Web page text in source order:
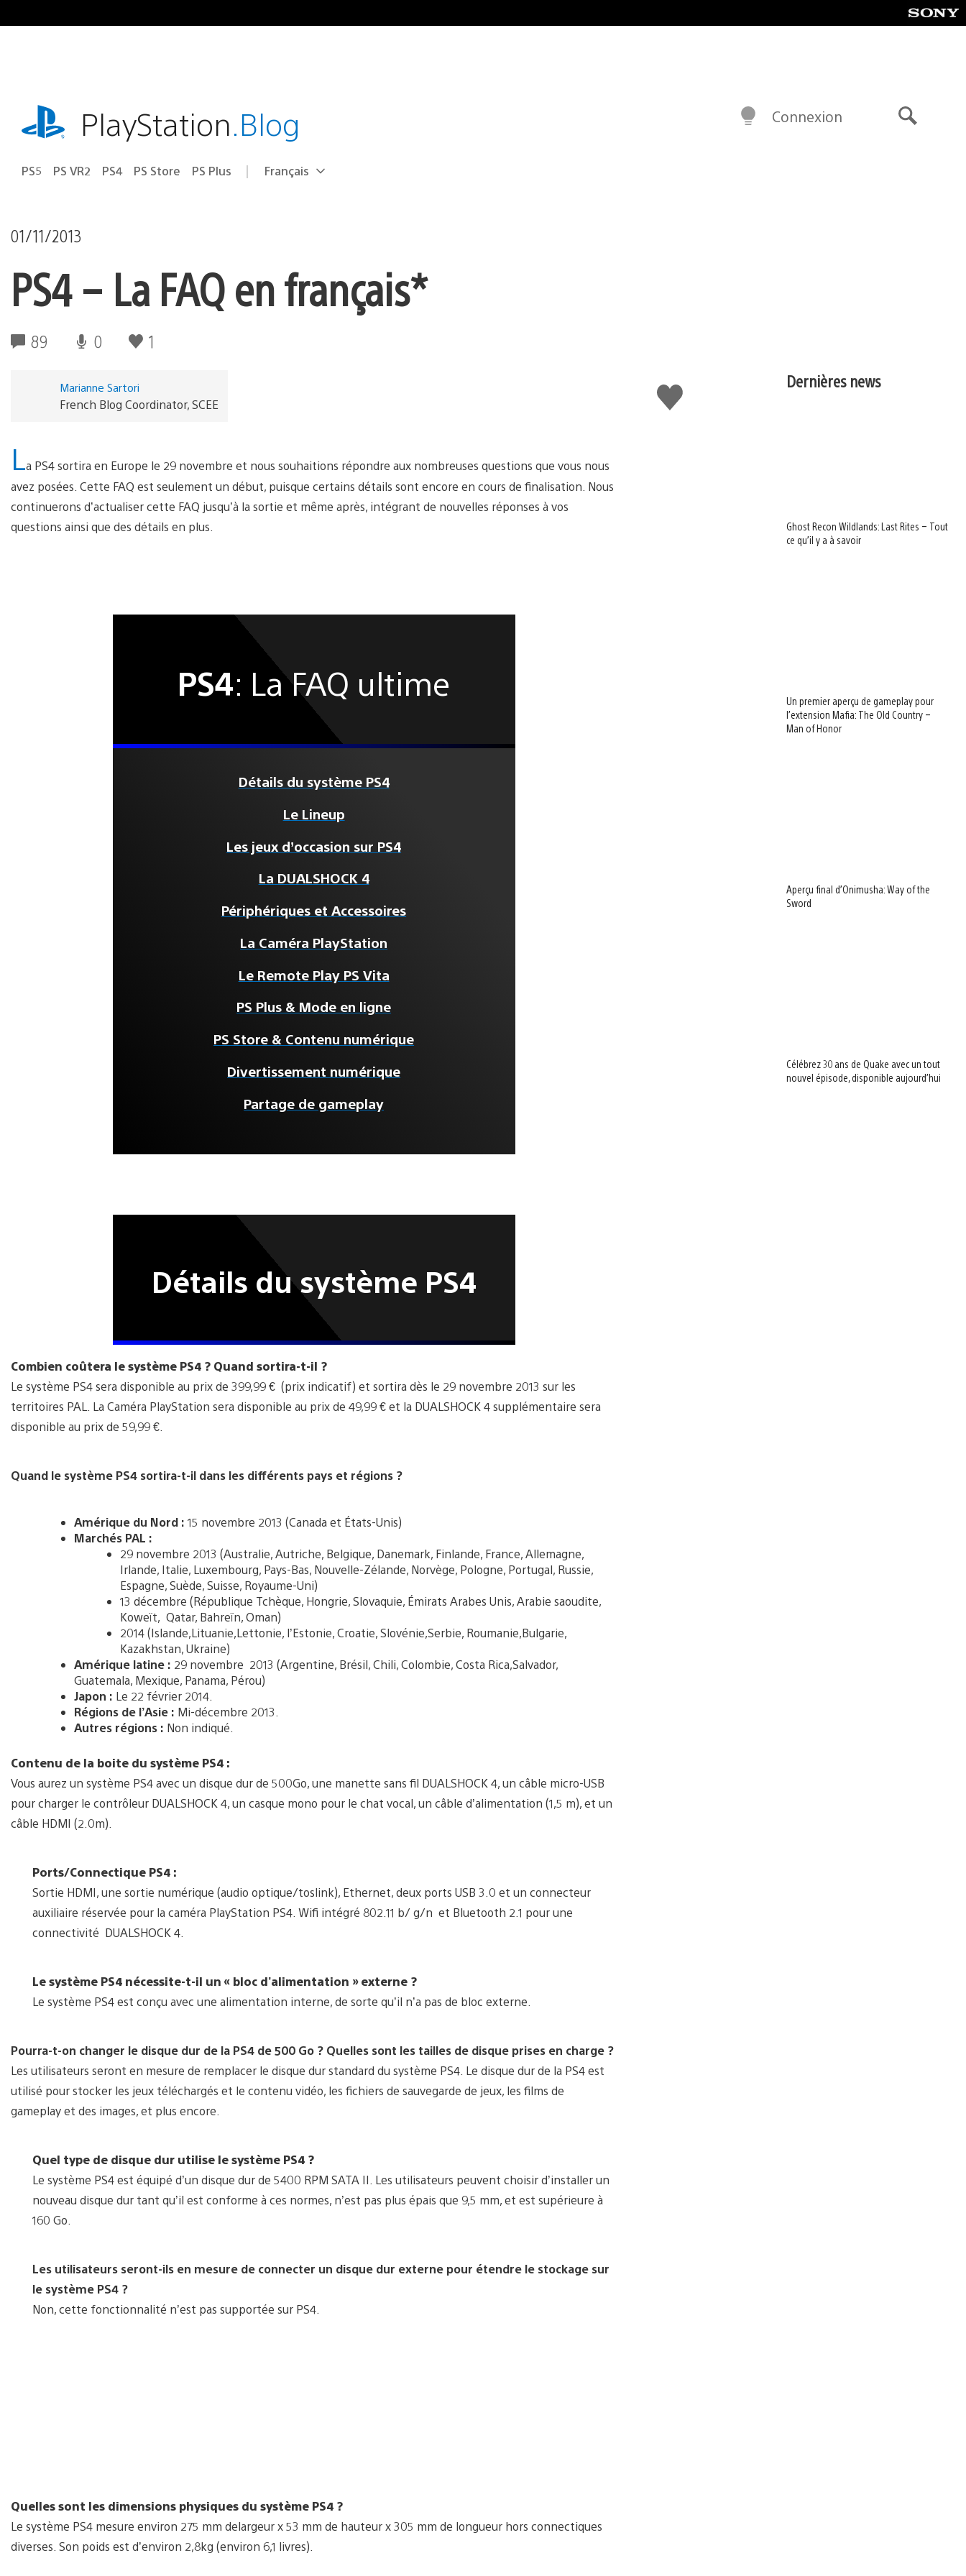
au
playstation.comPlayStation.Blog
PS5 PS VR2 PS4 PS Store PS Plus Choisir
Région
Français
Connexion
01/11/2013
PS4 – La FAQ en français*
89 0 1
J'aime
Marianne Sartori
French Blog Coordinator, SCEE
La PS4 sortira en Europe le 29 novembre et nous souhaitions répondre aux nombreuses questions que vous nous
avez posées. Cette FAQ est seulement un début, puisque certains détails sont encore en cours de finalisation. Nous
continuerons d’actualiser cette FAQ jusqu’à la sortie et même après, intégrant de nouvelles réponses à vos
questions ainsi que des détails en plus.
PS4: La FAQ ultime
Détails du système PS4
Le Lineup
Les jeux d’occasion sur PS4
La DUALSHOCK 4
Périphériques et Accessoires
La Caméra PlayStation
Le Remote Play PS Vita
PS Plus & Mode en ligne
PS Store & Contenu numérique
Divertissement numérique
Partage de gameplay
Détails du système PS4
Combien coûtera le système PS4 ? Quand sortira-t-il ?
Le système PS4 sera disponible au prix de 399,99 € (prix indicatif) et sortira dès le 29 novembre 2013 sur les
territoires PAL. La Caméra PlayStation sera disponible au prix de 49,99 € et la DUALSHOCK 4 supplémentaire sera
disponible au prix de 59,99 €.
Quand le système PS4 sortira-t-il dans les différents pays et régions ?
Amérique du Nord : 15 novembre 2013 (Canada et États-Unis)
Marchés PAL :
29 novembre 2013 (Australie, Autriche, Belgique, Danemark, Finlande, France, Allemagne,
Irlande, Italie, Luxembourg, Pays-Bas, Nouvelle-Zélande, Norvège, Pologne, Portugal, Russie,
Espagne, Suède, Suisse, Royaume-Uni)
13 décembre (République Tchèque, Hongrie, Slovaquie, Émirats Arabes Unis, Arabie saoudite,
Koweït, Qatar, Bahreïn, Oman)
2014 (Islande,Lituanie,Lettonie, l’Estonie, Croatie, Slovénie,Serbie, Roumanie,Bulgarie,
Kazakhstan, Ukraine)
Amérique latine : 29 novembre 2013 (Argentine, Brésil, Chili, Colombie, Costa Rica,Salvador,
Guatemala, Mexique, Panama, Pérou)
Japon : Le 22 février 2014.
Régions de l’Asie : Mi-décembre 2013.
Autres régions : Non indiqué.
Contenu de la boite du système PS4 :
Vous aurez un système PS4 avec un disque dur de 500Go, une manette sans fil DUALSHOCK 4, un câble micro-USB
pour charger le contrôleur DUALSHOCK 4, un casque mono pour le chat vocal, un câble d’alimentation (1,5 m), et un
câble HDMI (2.0m).
Ports/Connectique PS4 :
Sortie HDMI, une sortie numérique (audio optique/toslink), Ethernet, deux ports USB 3.0 et un connecteur
auxiliaire réservée pour la caméra PlayStation PS4. Wifi intégré 802.11 b/ g/n et Bluetooth 2.1 pour une
connectivité DUALSHOCK 4.
Le système PS4 nécessite-t-il un « bloc d’alimentation » externe ?
Le système PS4 est conçu avec une alimentation interne, de sorte qu’il n’a pas de bloc externe.
Pourra-t-on changer le disque dur de la PS4 de 500 Go ? Quelles sont les tailles de disque prises en charge ?
Les utilisateurs seront en mesure de remplacer le disque dur standard du système PS4. Le disque dur de la PS4 est
utilisé pour stocker les jeux téléchargés et le contenu vidéo, les fichiers de sauvegarde de jeux, les films de
gameplay et des images, et plus encore.
Quel type de disque dur utilise le système PS4 ?
Le système PS4 est équipé d’un disque dur de 5400 RPM SATA II. Les utilisateurs peuvent choisir d’installer un
nouveau disque dur tant qu’il est conforme à ces normes, n’est pas plus épais que 9,5 mm, et est supérieure à
160 Go.
Les utilisateurs seront-ils en mesure de connecter un disque dur externe pour étendre le stockage sur
le système PS4 ?
Non, cette fonctionnalité n’est pas supportée sur PS4.
Quelles sont les dimensions physiques du système PS4 ?
Le système PS4 mesure environ 275 mm delargeur x 53 mm de hauteur x 305 mm de longueur hors connectiques
diverses. Son poids est d’environ 2,8kg (environ 6,1 livres).
Dernières news
Ghost Recon Wildlands: Last Rites – Tout
ce qu’il y a à savoir
Un premier aperçu de gameplay pour
l’extension Mafia: The Old Country –
Man of Honor
Aperçu final d’Onimusha: Way of the
Sword
Célébrez 30 ans de Quake avec un tout
nouvel épisode, disponible aujourd’hui